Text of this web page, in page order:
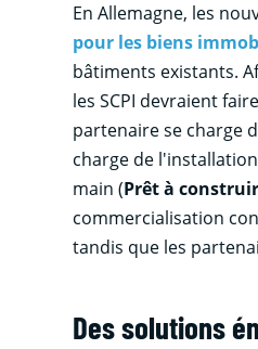
En Allemagne, les
pour les biens
bâtiments existants.
les SCPI devraient
partenaire se charge
charge de
main (Prêt à
commercialisation
tandis que les
Des solutions